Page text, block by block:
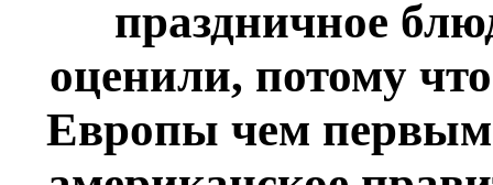
праздничное
оценили, потому
Европы чем